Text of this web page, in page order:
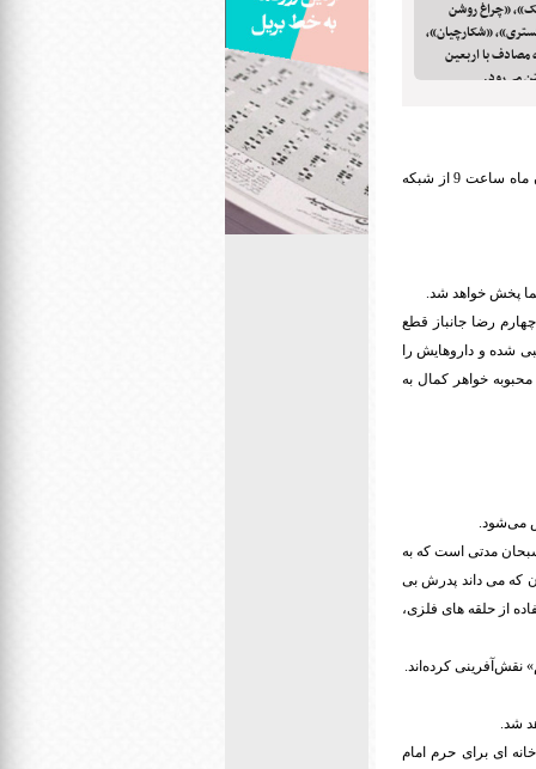
«چراغ روشن
«شکارچیان»،
سه شنبه 8 آبان ماه مصادف با اربعین
می‌رود.
به گزارش روابط عمومی سیما، فیلم تلویزیونی «پرچم های برافراشته» به کارگردانی بیان ترک، سه شنبه 8 آبان ماه ساعت 9 از شبکه
رضا جانباز قطع
شده و داروهایش را
خواهر کمال به
مدتی است که به
که می داند پدرش بی
از حلقه های فلزی،
نقش‌آفرینی کرده‌اند.
ای برای حرم امام